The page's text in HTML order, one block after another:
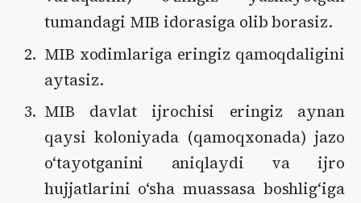
tumandagi MIB idorasiga olib borasiz.
MIB xodimlariga eringiz qamoqdaligini
aytasiz.
MIB davlat ijrochisi eringiz aynan
qaysi koloniyada (qamoqxonada) jazo
oʻtayotganini aniqlaydi va ijro
hujjatlarini oʻsha muassasa boshligʻiga